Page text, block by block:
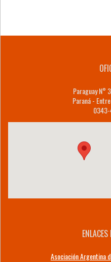
Paraguay N°
Paraná -
Asociación Argentina